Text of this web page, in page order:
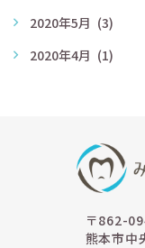
2020年5月 (3)
2020年4月 (1)
〒862-
熊本市中